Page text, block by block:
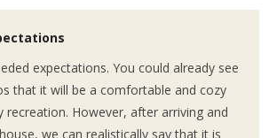
expectations. You could already see
that it will be a comfortable and cozy
recreation. However, after arriving and
we can realistically say that it is